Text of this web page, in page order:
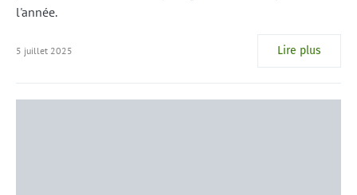
l'année.
5 juillet 2025 Lire plus